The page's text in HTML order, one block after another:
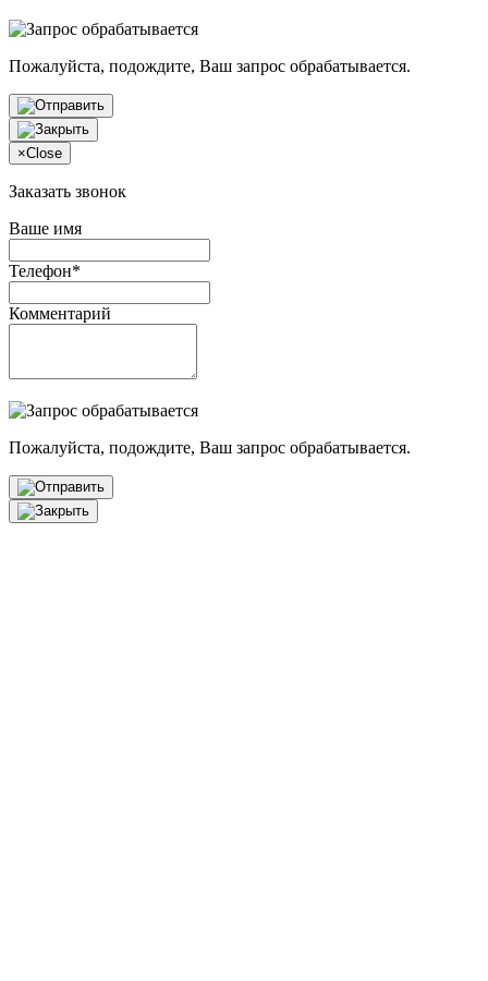
Пожалуйста, подождите, Ваш запрос обрабатывается.
×Close
Заказать звонок
Ваше имя
Телефон*
Комментарий
Пожалуйста, подождите, Ваш запрос обрабатывается.